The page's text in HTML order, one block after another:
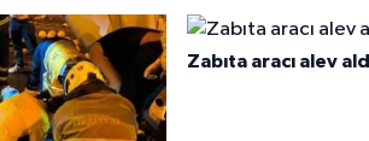
Zabıta aracı alev